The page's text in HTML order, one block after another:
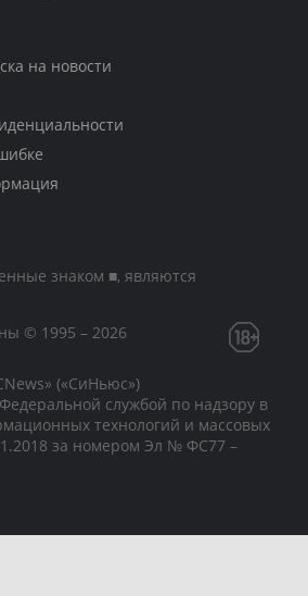
на новости
знаком ■, являются
© 1995 – 2026
(«СиНьюс»)
службой по надзору в
технологий и массовых
за номером Эл № ФС77 –